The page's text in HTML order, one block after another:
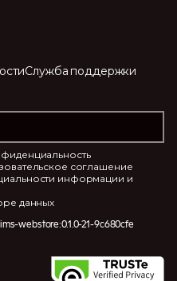
Служба поддержки
соглашение
информации и
данных
webstore:0.1.0-21-9c680cfe